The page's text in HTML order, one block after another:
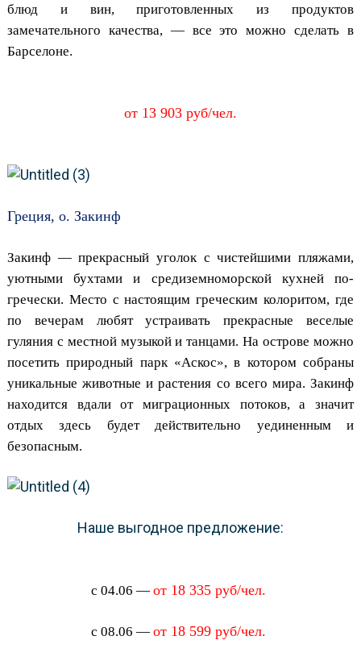
блюд и вин, приготовленных из продуктов
замечательного качества, — все это можно сделать в
Барселоне.
от 13 903 руб/чел.
Греция, о. Закинф
Закинф — прекрасный уголок с чистейшими пляжами,
уютными бухтами и средиземноморской кухней по-
гречески. Место с настоящим греческим колоритом, где
по вечерам любят устраивать прекрасные веселые
гуляния с местной музыкой и танцами. На острове можно
посетить природный парк «Аскос», в котором собраны
уникальные животные и растения со всего мира. Закинф
находится вдали от миграционных потоков, а значит
отдых здесь будет действительно уединенным и
безопасным.
Наше выгодное предложение:
с 04.06 —от 18 335 руб/чел.
с 08.06 —от 18 599 руб/чел.